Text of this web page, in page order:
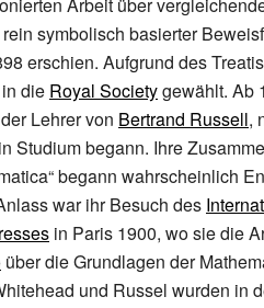
symbolisch basierter
erschien. Aufgrund des
die Royal Societygewählt. Ab
Lehrer von Bertrand Russell,
Studium begann. Ihre
begann wahrscheinlich
war ihr Besuch des
in Paris 1900, wo sie die
über die Grundlagen der
und Russel wurden in